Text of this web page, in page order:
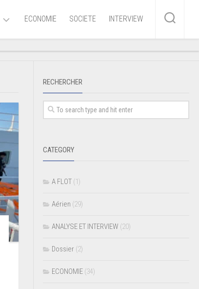
ECONOMIE SOCIETE INTERVIEW
RECHERCHER
CATEGORY
A FLOT (1)
Aérien (29)
ANALYSE ET INTERVIEW (20)
Dossier (2)
ECONOMIE (34)